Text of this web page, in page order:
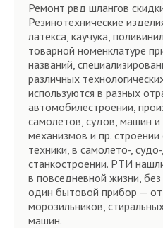
Ремонт рвд шлангов
Резинотехнические
латекса, каучука,
товарной номенклатуре
названий,
различных
используются в разных
автомобилестроении,
самолетов, судов, машин
механизмов и пр. строении
техники, в самолето-,
станкостроении. РТИ
в повседневной жизни,
один бытовой прибор —
морозильников,
машин.